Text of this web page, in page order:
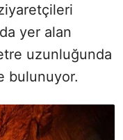
yer alan
uzunluğunda
bulunuyor.